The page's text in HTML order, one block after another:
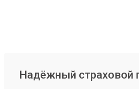
Надёжный страховой